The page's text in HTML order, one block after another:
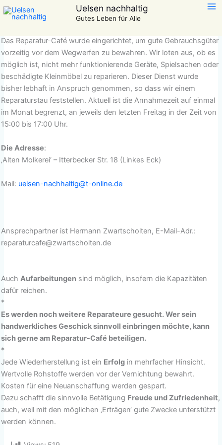
Zum
Inhalt
Uelsen nachhaltig
Gutes Leben für Alle
Reparatur Café
Das Reparatur-Café wurde eingerichtet, um gute Gebrauchsgüter
vorzeitig vor dem Wegwerfen zu bewahren. Wir loten aus, ob es
möglich ist, nicht mehr funktionierende Geräte, Spielsachen oder
beschädigte Kleinmöbel zu reparieren. Dieser Dienst wurde
bisher lebhaft in Anspruch genommen, so dass wir einem
Reparaturstau feststellen. Aktuell ist die Annahmezeit auf einmal
im Monat begrenzt, an jeweils den letzten Freitag in der Zeit von
15:00 bis 17:00 Uhr.
Die Adresse:
‚Alten Molkerei‘ – Itterbecker Str. 18 (Linkes Eck)
Mail: uelsen-nachhaltig@t-online.de
Ansprechpartner ist Hermann Zwartscholten, E-Mail-Adr.:
reparaturcafe@zwartscholten.de
Auch Aufarbeitungen sind möglich, insofern die Kapazitäten
dafür reichen.
*
Es werden noch weitere Reparateure gesucht. Wer sein
handwerkliches Geschick sinnvoll einbringen möchte, kann
sich gerne am Reparatur-Café beteiligen.
*
Jede Wiederherstellung ist ein Erfolg in mehrfacher Hinsicht.
Wertvolle Rohstoffe werden vor der Vernichtung bewahrt.
Kosten für eine Neuanschaffung werden gespart.
Dazu schafft die sinnvolle Betätigung Freude und Zufriedenheit,
auch, weil mit den möglichen ‚Erträgen‘ gute Zwecke unterstützt
werden können.